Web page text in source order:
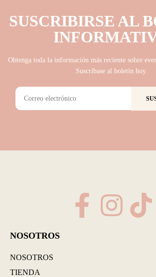
SUSCRIBIRSE AL
Obtenga toda la información más reciente sobre
Suscríbase al boletín hoy.
NOSOTROS
NOSOTROS
TIENDA